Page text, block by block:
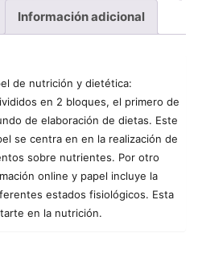
Información adicional
de nutrición y dietética:
en 2 bloques, el primero de
de elaboración de dietas. Este
se centra en en la realización de
sobre nutrientes. Por otro
online y papel incluye la
estados fisiológicos. Esta
en la nutrición.